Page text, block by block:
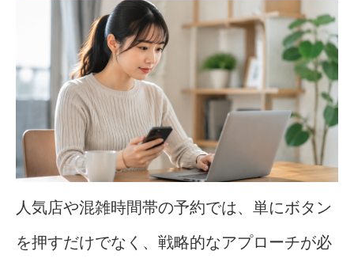
人気店や混雑時間帯の予約では、単にボタン
を押すだけでなく、戦略的なアプローチが必